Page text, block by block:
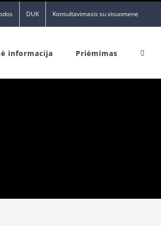
DUK Konsultavimasis su visuomene
informacija Priėmimas